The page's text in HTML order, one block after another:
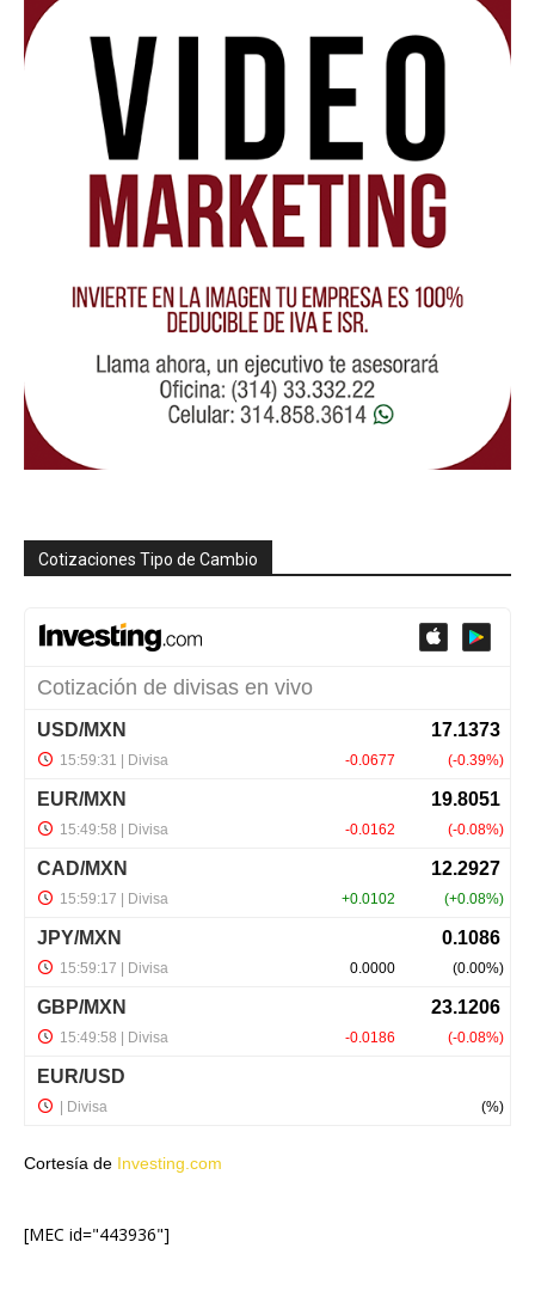
Cotizaciones Tipo de Cambio
Cortesía de Investing.com
[MEC id="443936"]